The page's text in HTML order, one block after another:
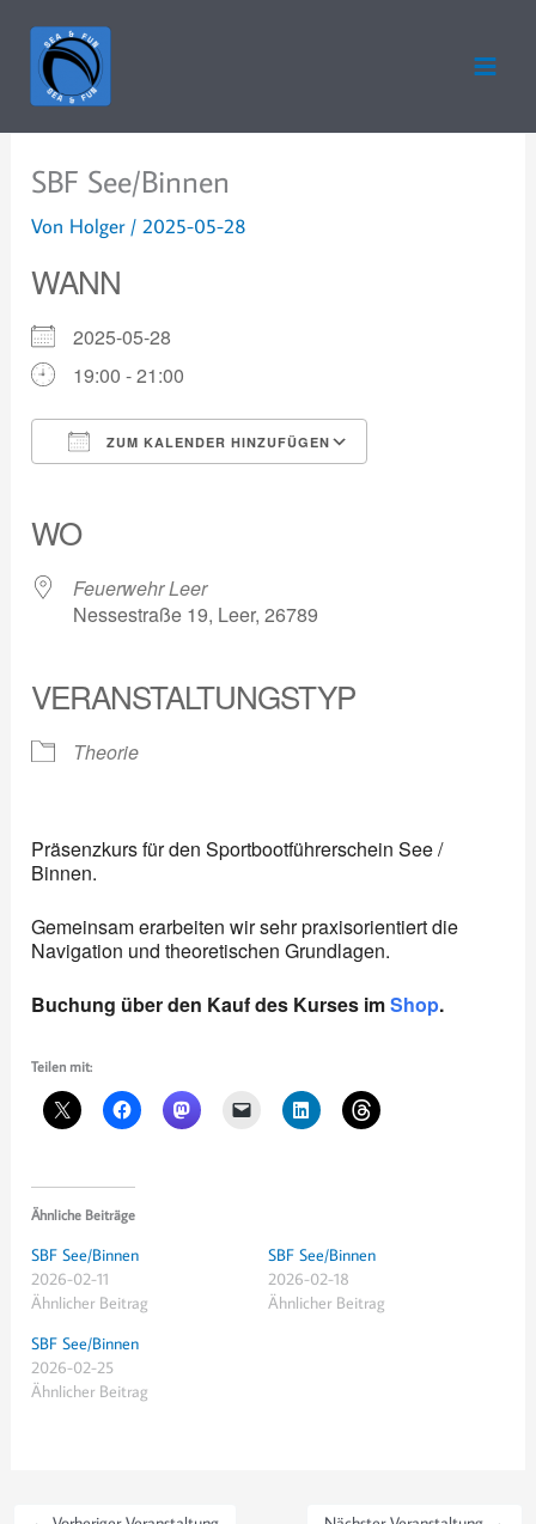
Inhalt
springen
SBF See/Binnen
Von Holger /2025-05-28
WANN
2025-05-28
19:00 - 21:00
ZUM KALENDER HINZUFÜGEN
WO
Feuerwehr Leer
Nessestraße 19, Leer, 26789
VERANSTALTUNGSTYP
Theorie
Präsenzkurs für den Sportbootführerschein See /
Binnen.
Gemeinsam erarbeiten wir sehr praxisorientiert die
Navigation und theoretischen Grundlagen.
Buchung über den Kauf des Kurses imShop.
Teilen mit:
Ähnliche Beiträge
SBF See/Binnen
2026-02-11
Ähnlicher Beitrag
SBF See/Binnen
2026-02-18
Ähnlicher Beitrag
SBF See/Binnen
2026-02-25
Ähnlicher Beitrag